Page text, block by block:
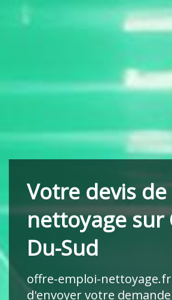
Votre devis de
nettoyage sur
Du-Sud
offre-emploi-nettoyage.fr
d'envoyer votre